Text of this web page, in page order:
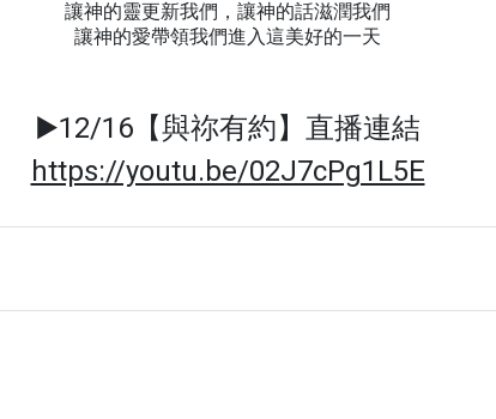
讓神的靈更新我們，讓神的話滋潤我們
讓神的愛帶領我們進入這美好的一天
▶️12/16【與祢有約】直播連結
https://youtu.be/02J7cPg1L5E